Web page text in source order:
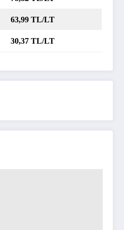
63,99 TL/LT
30,37 TL/LT